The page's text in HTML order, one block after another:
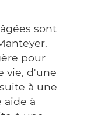
sont
pour
vie, d'une
à une
aide à